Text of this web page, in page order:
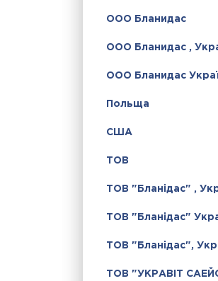
ООО Бланидас
ООО Бланидас ,
ООО Бланидас
Польща
США
ТОВ
ТОВ "Бланідас" ,
ТОВ "Бланідас"
ТОВ "Бланідас",
ТОВ "УКРАВІТ